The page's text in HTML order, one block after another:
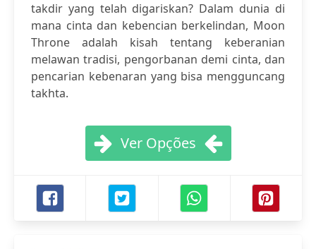
takdir yang telah digariskan? Dalam dunia di
mana cinta dan kebencian berkelindan, Moon
Throne adalah kisah tentang keberanian
melawan tradisi, pengorbanan demi cinta, dan
pencarian kebenaran yang bisa mengguncang
takhta.
Ver Opções